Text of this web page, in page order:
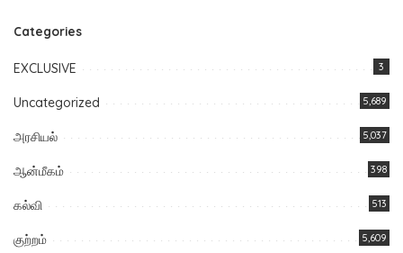
Categories
EXCLUSIVE 3
Uncategorized 5,689
அரசியல் 5,037
ஆன்மீகம் 398
கல்வி 513
குற்றம் 5,609